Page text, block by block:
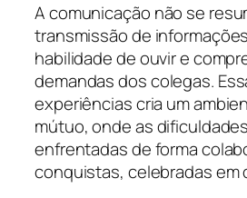
A comunicação não se
transmissão de
habilidade de ouvir e
demandas dos colegas.
experiências cria um
mútuo, onde as
enfrentadas de forma
conquistas, celebradas em